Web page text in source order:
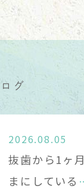
グ
2026.08.05
抜歯から1ヶ
まにしている